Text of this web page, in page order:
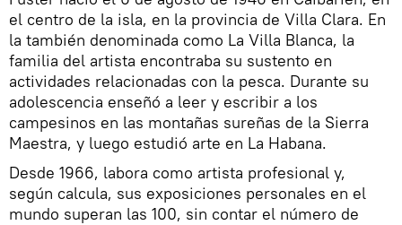
el centro de la isla, en la provincia de Villa Clara. En
la también denominada como La Villa Blanca, la
familia del artista encontraba su sustento en
actividades relacionadas con la pesca. Durante su
adolescencia enseñó a leer y escribir a los
campesinos en las montañas sureñas de la Sierra
Maestra, y luego estudió arte en La Habana.
Desde 1966, labora como artista profesional y,
según calcula, sus exposiciones personales en el
mundo superan las 100, sin contar el número de